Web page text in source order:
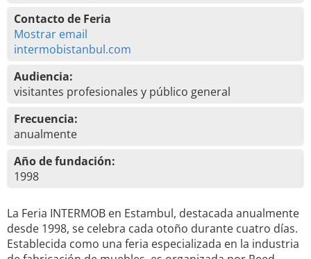
Contacto de Feria
Mostrar email
intermobistanbul.com
Audiencia:
visitantes profesionales y público general
Frecuencia:
anualmente
Año de fundación:
1998
La Feria INTERMOB en Estambul, destacada anualmente
desde 1998, se celebra cada otoño durante cuatro días.
Establecida como una feria especializada en la industria